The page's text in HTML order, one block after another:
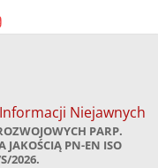
Niejawnych
PARP.
JAKOŚCIĄ PN-EN ISO
2026.